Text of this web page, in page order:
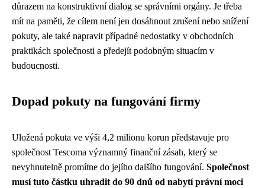
důrazem na konstruktivní dialog se správními orgány. Je třeba
mít na paměti, že cílem není jen dosáhnout zrušení nebo snížení
pokuty, ale také napravit případné nedostatky v obchodních
praktikách společnosti a předejít podobným situacím v
budoucnosti.
Dopad pokuty na fungování firmy
Uložená pokuta ve výši 4,2 milionu korun představuje pro
společnost Tescoma významný finanční zásah, který se
nevyhnutelně promítne do jejího dalšího fungování. Společnost
musí tuto částku uhradit do 90 dnů od nabytí právní moci